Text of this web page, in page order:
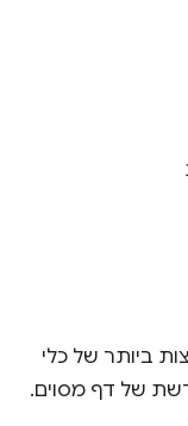
ביותר של כלי
של דף מסוים.